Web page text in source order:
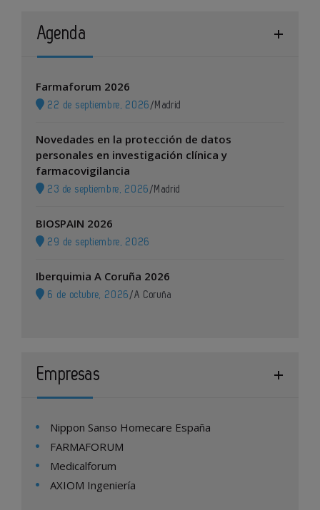
Agenda
Farmaforum 2026
22 de septiembre, 2026 / Madrid
Novedades en la protección de datos
personales en investigación clínica y
farmacovigilancia
23 de septiembre, 2026 / Madrid
BIOSPAIN 2026
29 de septiembre, 2026
Iberquimia A Coruña 2026
6 de octubre, 2026 /A Coruña
Empresas
Nippon Sanso Homecare España
FARMAFORUM
Medicalforum
AXIOM Ingeniería